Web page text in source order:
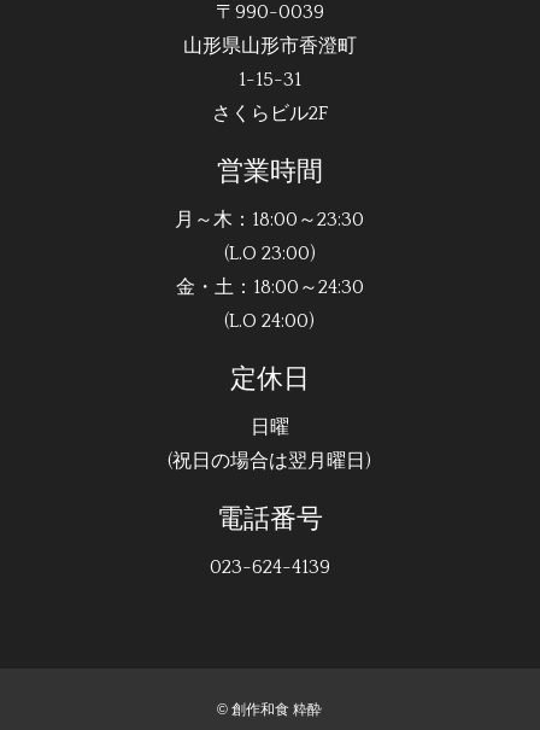
〒990-0039
山形県山形市香澄町
1-15-31
さくらビル2F
営業時間
月～木：18:00～23:30
(L.O 23:00)
金・土：18:00～24:30
(L.O 24:00)
定休日
日曜
(祝日の場合は翌月曜日)
電話番号
023-624-4139
©創作和食 粋酔